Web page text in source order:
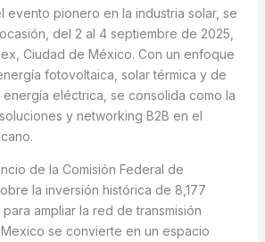
evento pionero en la industria solar, se
del 2 al 4 septiembre de 2025,
Ciudad de México. Con un enfoque
fotovoltaica, solar térmica y de
eléctrica, se consolida como la
y networking B2B en el
de la Comisión Federal de
la inversión histórica de 8,177
ampliar la red de transmisión
se convierte en un espacio